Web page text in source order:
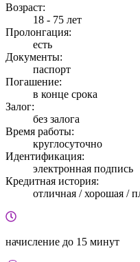
Возраст:
18 - 75 лет
Пролонгация:
есть
Документы:
паспорт
Погашение:
в конце срока
Залог:
без залога
Время работы:
круглосуточно
Идентификация:
электронная подпись
Кредитная история:
отличная / хорошая /
начисление до 15 минут